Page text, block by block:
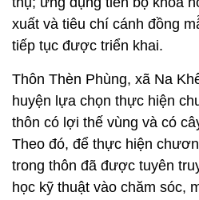
xuất và tiêu chí cánh đồng
tiếp tục được triển khai.
Thôn Thèn Phùng, xã Na
huyện lựa chọn thực hiện
thôn có lợi thế vùng và có
Theo đó, để thực hiện
trong thôn đã được tuyên
học kỹ thuật vào chăm sóc,